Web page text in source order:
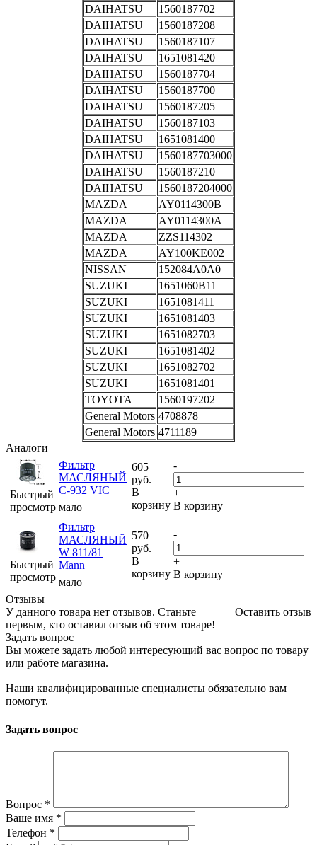
DAIHATSU
1560187702
DAIHATSU
1560187208
DAIHATSU
1560187107
DAIHATSU
1651081420
DAIHATSU
1560187704
DAIHATSU
1560187700
DAIHATSU
1560187205
DAIHATSU
1560187103
DAIHATSU
1651081400
DAIHATSU
1560187703000
DAIHATSU
1560187210
DAIHATSU
1560187204000
MAZDA
AY0114300B
MAZDA
AY0114300A
MAZDA
ZZS114302
MAZDA
AY100KE002
NISSAN
152084A0A0
SUZUKI
1651060B11
SUZUKI
1651081411
SUZUKI
1651081403
SUZUKI
1651082703
SUZUKI
1651081402
SUZUKI
1651082702
SUZUKI
1651081401
TOYOTA
1560197202
General Motors 4708878
General Motors 4711189
Аналоги
Быстрый
просмотр
Фильтр
МАСЛЯНЫЙ
C-932 VIC
мало
605
руб.
В
корзину
-
+
В корзину
Быстрый
просмотр
Фильтр
МАСЛЯНЫЙ
W 811/81
Mann
мало
570
руб.
В
корзину
-
+
В корзину
Отзывы
Оставить отзыв
У данного товара нет отзывов. Станьте
первым, кто оставил отзыв об этом товаре!
Задать вопрос
Вы можете задать любой интересующий вас вопрос по товару
или работе магазина.
Наши квалифицированные специалисты обязательно вам
помогут.
Задать вопрос
Вопрос *
Ваше имя *
Телефон *